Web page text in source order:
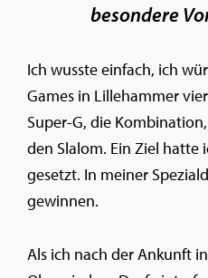
besondere
Ich wusste einfach, ich
Games in Lillehammer
Super-G, die
den Slalom. Ein Ziel hatte
gesetzt. In meiner
gewinnen.
Als ich nach der Ankunft